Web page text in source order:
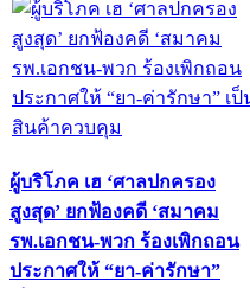
ผู้บริโภค เฮ ‘ศาลปกครอง
สูงสุด’ ยกฟ้องคดี ‘สมาคม
รพ.เอกชน-พวก ร้องเพิกถอน
ประกาศให้ “ยา-ค่ารักษา”